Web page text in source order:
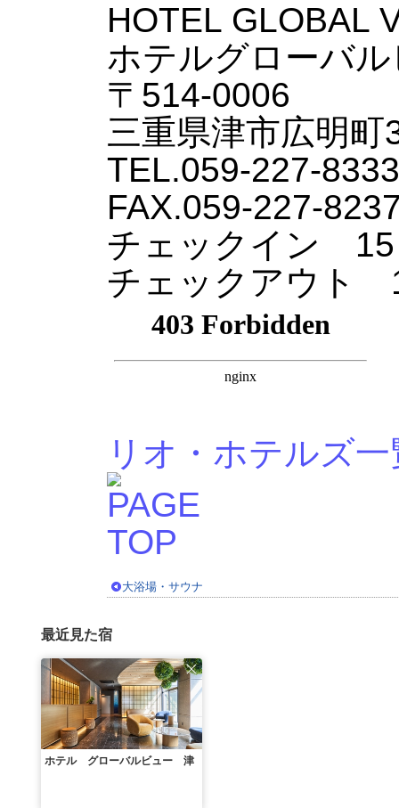
HOTEL GLOBAL
ホテルグローバ
〒514-0006
三重県津市広明町
TEL.059-227-8333
FAX.059-227-
チェックイン 15
チェックアウト
リオ・ホテルズ
大浴場・サウナ
最近見た宿
ホテル グローバルビュー 津